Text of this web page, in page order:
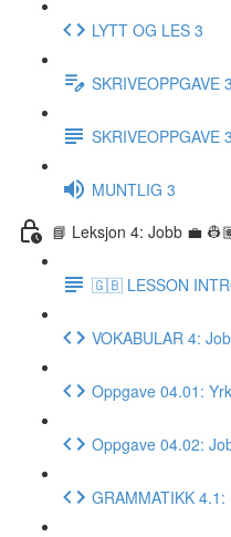
LYTT OG LES 3
SKRIVEOPPGAVE 3
SKRIVEOPPGAVE
MUNTLIG 3
📘 Leksjon 4: Jobb 💼
🇬🇧 LESSON
VOKABULAR 4:
Oppgave 04.01:
Oppgave 04.02:
GRAMMATIKK